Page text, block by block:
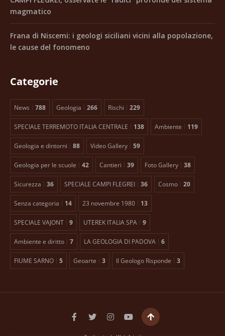
magmatico
Frana di Niscemi: i geologi siciliani vicini alla popolazione,
le cause del fonomeno
Categorie
News 788 Geologia 266 Rischi 229
SPECIALE TERREMOTO ITALIA CENTRALE 138 Ambiente 119
Geologia e dintorni 88 Video Gallery 59
Geologia per le scuole 42 Cantieri 39 Foto Gallery 38
Sicurezza 36 SPECIALE CAMPI FLEGREI 36 Cosmo 20
Senza categoria 14 23 novembre 1980 13
SPECIALE VAJONT 9 UTEREK ITALIA SPA 9
Ambiente e diritto 7 LA GEOLOGIA DI PADOVA 6
FIUME SARNO 5 Geoarte 3 Il Geologo Risponde 3